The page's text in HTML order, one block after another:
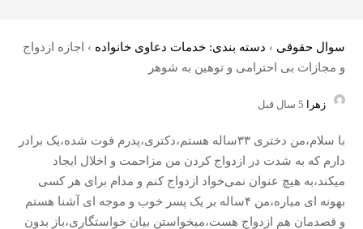
سوال حقوقی › دسته بندی: خدمات دعاوی خانواده ›
اجازه ازدواج
و مجازات بی احترامی و توهین به شوهر
زهرا
با سلام،من دختری ۳۳ساله هستم،دکتری،پدرم فوت شده،یک برادر
دارم که به شدت در ازدواج کردن من مزاحمت و اخلال ایجاد
میکند،به هیچ عنوان نمی‌خواد ازدواج کنم و مدام برای هر کسی
بهونه ای میاره،من ۴ساله بر یک پسر خوب و موجه ای آشنا هستم
و قصدمان هم ازدواج هست،میخواستن بیان خواستگاری،باز بدون